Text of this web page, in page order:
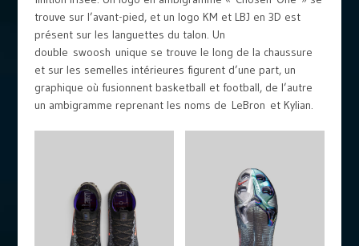
trouve sur l’avant-pied, et un logo KM et LBJ en 3D est
présent sur les languettes du talon. Un
double swoosh unique se trouve le long de la chaussure
et sur les semelles intérieures figurent d’une part, un
graphique où fusionnent basketball et football, de l’autre
un ambigramme reprenant les noms de LeBron et Kylian.